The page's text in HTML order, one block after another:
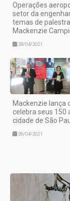
Operações
setor da
temas de
Mackenzie
28/04/2021
Mackenzie lança
celebra seus 150
cidade de São
26/04/2021